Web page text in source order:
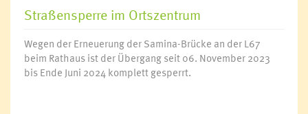
Straßensperre im Ortszentrum
Wegen der Erneuerung der Samina-Brücke an der L67
beim Rathaus ist der Übergang seit 06. November 2023
bis Ende Juni 2024 komplett gesperrt.